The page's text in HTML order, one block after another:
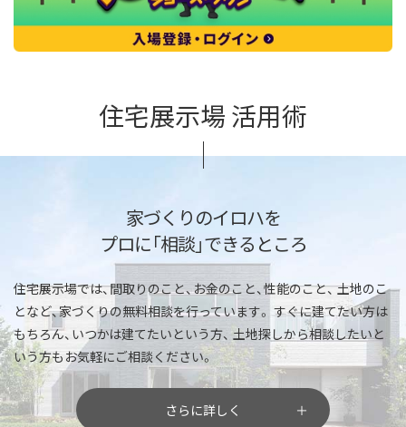
住宅展示場 活用術
家づくりのイロハを
プロに「相談」できるところ
住宅展示場では、間取りのこと、お金のこと、性能のこと、土地のこ
となど、家づくりの無料相談を行っています。 すぐに建てたい方は
もちろん、いつかは建てたいという方、 土地探しから相談したいと
いう方もお気軽にご相談ください。
さらに詳しく